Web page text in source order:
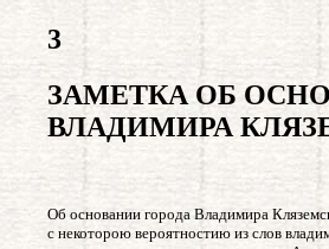
3
ЗАМЕТКА ОБ
ВЛАДИМИРА
Об основании города Владимира
с некоторою вероятностию из слов